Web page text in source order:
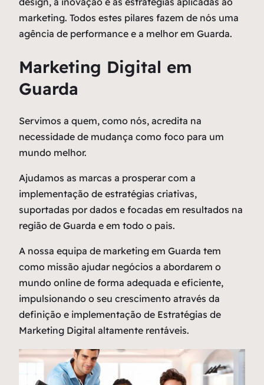
marketing. Todos estes pilares fazem de nós uma
agência de performance e a melhor em Guarda.
Marketing Digital em
Guarda
Servimos a quem, como nós, acredita na
necessidade de mudança como foco para um
mundo melhor.
Ajudamos as marcas a prosperar com a
implementação de estratégias criativas,
suportadas por dados e focadas em resultados na
região de Guarda e em todo o pais.
A nossa equipa de marketing em Guarda tem
como missão ajudar negócios a abordarem o
mundo online de forma adequada e eficiente,
impulsionando o seu crescimento através da
definição e implementação de Estratégias de
Marketing Digital altamente rentáveis.